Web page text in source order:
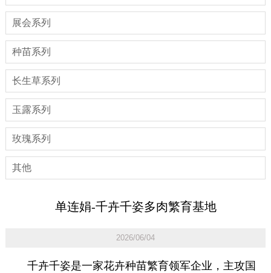
展会系列
种苗系列
长生草系列
玉露系列
玫瑰系列
其他
单连娟-千卉千姿多肉繁育基地
2026/06/04
千卉千姿是一家花卉种苗繁育领军企业，主攻国